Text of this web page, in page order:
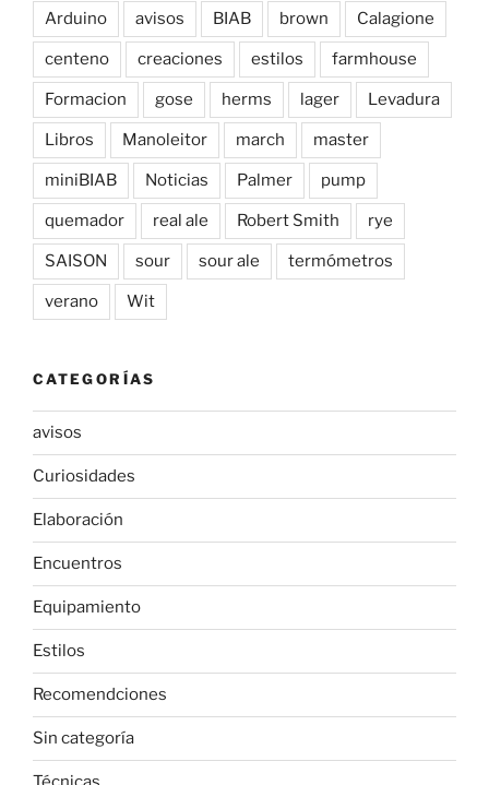
Arduino avisos BIAB brown Calagione
centeno creaciones estilos farmhouse
Formacion gose herms lager Levadura
Libros Manoleitor march master
miniBIAB Noticias Palmer pump
quemador real ale Robert Smith rye
SAISON sour sour ale termómetros
verano Wit
CATEGORÍAS
avisos
Curiosidades
Elaboración
Encuentros
Equipamiento
Estilos
Recomendciones
Sin categoría